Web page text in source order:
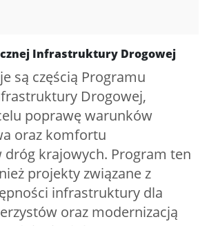
Infrastruktury Drogowej
są częścią Programu
Drogowej,
poprawę warunków
oraz komfortu
krajowych. Program ten
projekty związane z
infrastruktury dla
oraz modernizacją